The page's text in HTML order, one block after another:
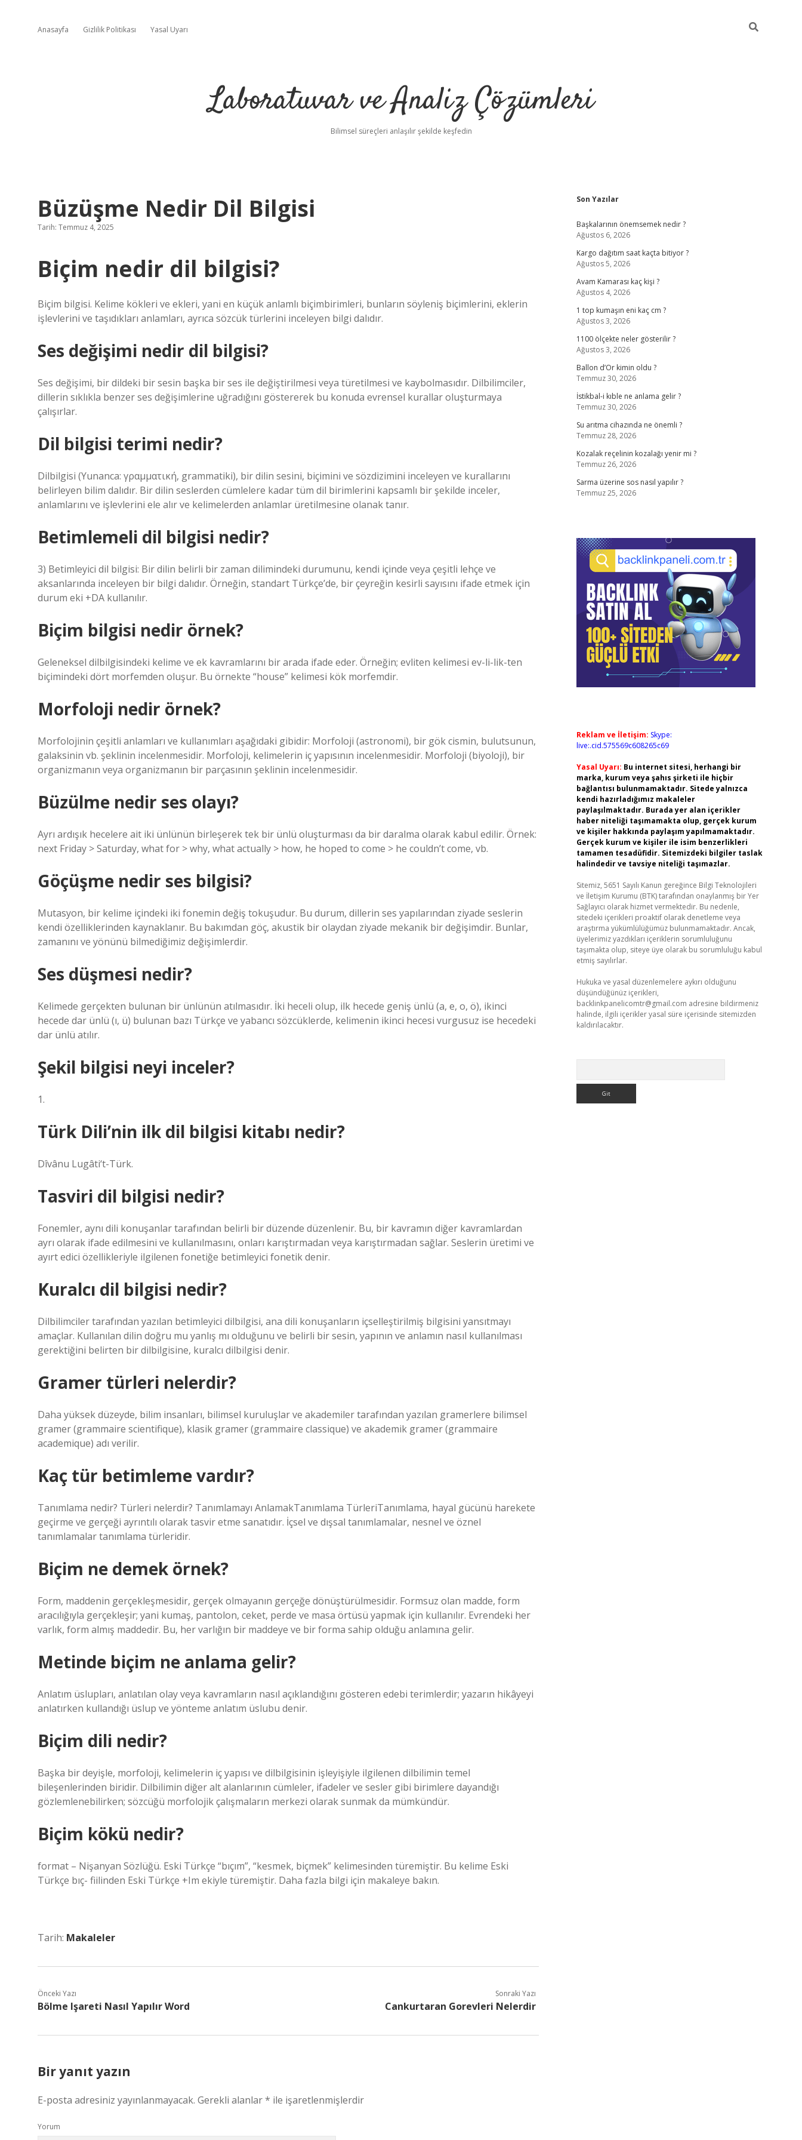
Anasayfa Gizlilik Politikası Yasal Uyarı
Laboratuvar ve Analiz Çözümleri
Bilimsel süreçleri anlaşılır şekilde keşfedin
Büzüşme Nedir Dil Bilgisi
Tarih: Temmuz 4, 2025
Biçim nedir dil bilgisi?
Biçim bilgisi. Kelime kökleri ve ekleri, yani en küçük anlamlı biçimbirimleri, bunların söyleniş biçimlerini, eklerin
işlevlerini ve taşıdıkları anlamları, ayrıca sözcük türlerini inceleyen bilgi dalıdır.
Ses değişimi nedir dil bilgisi?
Ses değişimi, bir dildeki bir sesin başka bir ses ile değiştirilmesi veya türetilmesi ve kaybolmasıdır. Dilbilimciler,
dillerin sıklıkla benzer ses değişimlerine uğradığını göstererek bu konuda evrensel kurallar oluşturmaya
çalışırlar.
Dil bilgisi terimi nedir?
Dilbilgisi (Yunanca: γραμματική, grammatiki), bir dilin sesini, biçimini ve sözdizimini inceleyen ve kurallarını
belirleyen bilim dalıdır. Bir dilin seslerden cümlelere kadar tüm dil birimlerini kapsamlı bir şekilde inceler,
anlamlarını ve işlevlerini ele alır ve kelimelerden anlamlar üretilmesine olanak tanır.
Betimlemeli dil bilgisi nedir?
3) Betimleyici dil bilgisi: Bir dilin belirli bir zaman dilimindeki durumunu, kendi içinde veya çeşitli lehçe ve
aksanlarında inceleyen bir bilgi dalıdır. Örneğin, standart Türkçe’de, bir çeyreğin kesirli sayısını ifade etmek için
durum eki +DA kullanılır.
Biçim bilgisi nedir örnek?
Geleneksel dilbilgisindeki kelime ve ek kavramlarını bir arada ifade eder. Örneğin; evliten kelimesi ev-li-lik-ten
biçimindeki dört morfemden oluşur. Bu örnekte “house” kelimesi kök morfemdir.
Morfoloji nedir örnek?
Morfolojinin çeşitli anlamları ve kullanımları aşağıdaki gibidir: Morfoloji (astronomi), bir gök cismin, bulutsunun,
galaksinin vb. şeklinin incelenmesidir. Morfoloji, kelimelerin iç yapısının incelenmesidir. Morfoloji (biyoloji), bir
organizmanın veya organizmanın bir parçasının şeklinin incelenmesidir.
Büzülme nedir ses olayı?
Ayrı ardışık hecelere ait iki ünlünün birleşerek tek bir ünlü oluşturması da bir daralma olarak kabul edilir. Örnek:
next Friday > Saturday, what for > why, what actually > how, he hoped to come > he couldn’t come, vb.
Göçüşme nedir ses bilgisi?
Mutasyon, bir kelime içindeki iki fonemin değiş tokuşudur. Bu durum, dillerin ses yapılarından ziyade seslerin
kendi özelliklerinden kaynaklanır. Bu bakımdan göç, akustik bir olaydan ziyade mekanik bir değişimdir. Bunlar,
zamanını ve yönünü bilmediğimiz değişimlerdir.
Ses düşmesi nedir?
Kelimede gerçekten bulunan bir ünlünün atılmasıdır. İki heceli olup, ilk hecede geniş ünlü (a, e, o, ö), ikinci
hecede dar ünlü (ı, ü) bulunan bazı Türkçe ve yabancı sözcüklerde, kelimenin ikinci hecesi vurgusuz ise hecedeki
dar ünlü atılır.
Şekil bilgisi neyi inceler?
1.
Türk Dili’nin ilk dil bilgisi kitabı nedir?
Dîvânu Lugâti‘t-Türk.
Tasviri dil bilgisi nedir?
Fonemler, aynı dili konuşanlar tarafından belirli bir düzende düzenlenir. Bu, bir kavramın diğer kavramlardan
ayrı olarak ifade edilmesini ve kullanılmasını, onları karıştırmadan veya karıştırmadan sağlar. Seslerin üretimi ve
ayırt edici özellikleriyle ilgilenen fonetiğe betimleyici fonetik denir.
Kuralcı dil bilgisi nedir?
Dilbilimciler tarafından yazılan betimleyici dilbilgisi, ana dili konuşanların içselleştirilmiş bilgisini yansıtmayı
amaçlar. Kullanılan dilin doğru mu yanlış mı olduğunu ve belirli bir sesin, yapının ve anlamın nasıl kullanılması
gerektiğini belirten bir dilbilgisine, kuralcı dilbilgisi denir.
Gramer türleri nelerdir?
Daha yüksek düzeyde, bilim insanları, bilimsel kuruluşlar ve akademiler tarafından yazılan gramerlere bilimsel
gramer (grammaire scientifique), klasik gramer (grammaire classique) ve akademik gramer (grammaire
academique) adı verilir.
Kaç tür betimleme vardır?
Tanımlama nedir? Türleri nelerdir? Tanımlamayı AnlamakTanımlama TürleriTanımlama, hayal gücünü harekete
geçirme ve gerçeği ayrıntılı olarak tasvir etme sanatıdır. İçsel ve dışsal tanımlamalar, nesnel ve öznel
tanımlamalar tanımlama türleridir.
Biçim ne demek örnek?
Form, maddenin gerçekleşmesidir, gerçek olmayanın gerçeğe dönüştürülmesidir. Formsuz olan madde, form
aracılığıyla gerçekleşir; yani kumaş, pantolon, ceket, perde ve masa örtüsü yapmak için kullanılır. Evrendeki her
varlık, form almış maddedir. Bu, her varlığın bir maddeye ve bir forma sahip olduğu anlamına gelir.
Metinde biçim ne anlama gelir?
Anlatım üslupları, anlatılan olay veya kavramların nasıl açıklandığını gösteren edebi terimlerdir; yazarın hikâyeyi
anlatırken kullandığı üslup ve yönteme anlatım üslubu denir.
Biçim dili nedir?
Başka bir deyişle, morfoloji, kelimelerin iç yapısı ve dilbilgisinin işleyişiyle ilgilenen dilbilimin temel
bileşenlerinden biridir. Dilbilimin diğer alt alanlarının cümleler, ifadeler ve sesler gibi birimlere dayandığı
gözlemlenebilirken; sözcüğü morfolojik çalışmaların merkezi olarak sunmak da mümkündür.
Biçim kökü nedir?
format – Nişanyan Sözlüğü. Eski Türkçe “bıçım”, “kesmek, biçmek” kelimesinden türemiştir. Bu kelime Eski
Türkçe bıç- fiilinden Eski Türkçe +Im ekiyle türemiştir. Daha fazla bilgi için makaleye bakın.
Tarih: Makaleler
Önceki Yazı
Bölme Işareti Nasıl Yapılır Word
Sonraki Yazı
Cankurtaran Gorevleri Nelerdir
Bir yanıt yazın
E-posta adresiniz yayınlanmayacak. Gerekli alanlar* ile işaretlenmişlerdir
Yorum
Sidebar
Son Yazılar
Başkalarının önemsemek nedir ?
Ağustos 6, 2026
Kargo dağıtım saat kaçta bitiyor ?
Ağustos 5, 2026
Avam Kamarası kaç kişi ?
Ağustos 4, 2026
1 top kumaşın eni kaç cm ?
Ağustos 3, 2026
1100 ölçekte neler gösterilir ?
Ağustos 3, 2026
Ballon d’Or kimin oldu ?
Temmuz 30, 2026
İstikbal-i kıble ne anlama gelir ?
Temmuz 30, 2026
Su arıtma cihazında ne önemli ?
Temmuz 28, 2026
Kozalak reçelinin kozalağı yenir mi ?
Temmuz 26, 2026
Sarma üzerine sos nasıl yapılır ?
Temmuz 25, 2026
Reklam ve İletişim: Skype:
live:.cid.575569c608265c69
Yasal Uyarı: Bu internet sitesi, herhangi bir
marka, kurum veya şahıs şirketi ile hiçbir
bağlantısı bulunmamaktadır. Sitede yalnızca
kendi hazırladığımız makaleler
paylaşılmaktadır. Burada yer alan içerikler
haber niteliği taşımamakta olup, gerçek kurum
ve kişiler hakkında paylaşım yapılmamaktadır.
Gerçek kurum ve kişiler ile isim benzerlikleri
tamamen tesadüfidir. Sitemizdeki bilgiler taslak
halindedir ve tavsiye niteliği taşımazlar.
Sitemiz, 5651 Sayılı Kanun gereğince Bilgi Teknolojileri
ve İletişim Kurumu (BTK) tarafından onaylanmış bir Yer
Sağlayıcı olarak hizmet vermektedir. Bu nedenle,
sitedeki içerikleri proaktif olarak denetleme veya
araştırma yükümlülüğümüz bulunmamaktadır. Ancak,
üyelerimiz yazdıkları içeriklerin sorumluluğunu
taşımakta olup, siteye üye olarak bu sorumluluğu kabul
etmiş sayılırlar.
Hukuka ve yasal düzenlemelere aykırı olduğunu
düşündüğünüz içerikleri,
backlinkpanelicomtr@gmail.com adresine bildirmeniz
halinde, ilgili içerikler yasal süre içerisinde sitemizden
kaldırılacaktır.